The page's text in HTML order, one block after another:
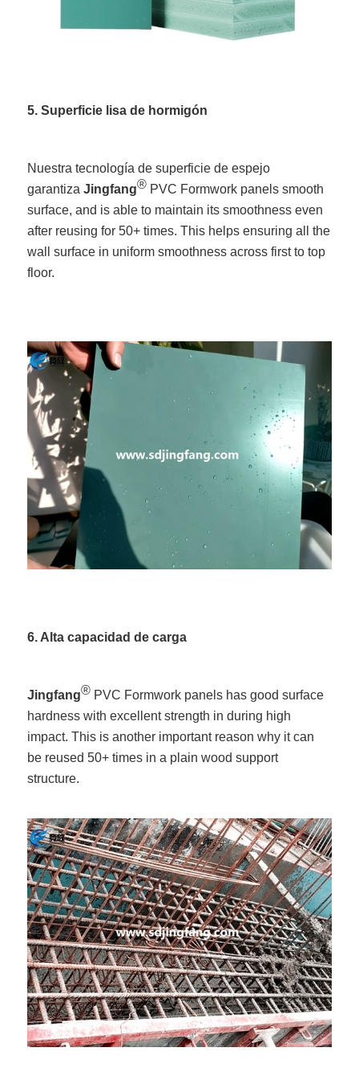
5. Superficie lisa de hormigón
Nuestra tecnología de superficie de espejo
garantizaJingfang® PVC Formwork panels smooth
surface, and is able to maintain its smoothness even
after reusing for 50+ times. This helps ensuring all the
wall surface in uniform smoothness across first to top
floor.
6. Alta capacidad de carga
Jingfang® PVC Formwork panels has good surface
hardness with excellent strength in during high
impact. This is another important reason why it can
be reused 50+ times in a plain wood support
structure.